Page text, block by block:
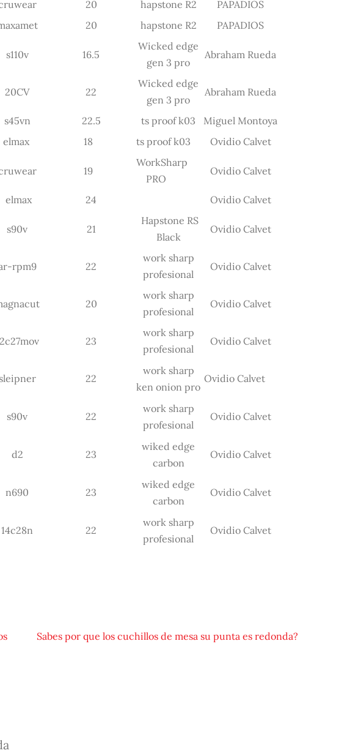
20 hapstone R2
PAPADIOS
20 hapstone R2 PAPADIOS
s110v 16.5
Wicked edge
gen 3 pro
Abraham Rueda
20CV 22
Wicked edge
gen 3 pro
Abraham Rueda
s45vn 22.5 ts proof k03
Miguel Montoya
18 ts proof k03 Ovidio Calvet
19
WorkSharp
PRO
Ovidio Calvet
24 Ovidio Calvet
s90v 21
Hapstone RS
Black
Ovidio Calvet
rpm9 22
work sharp
profesional
Ovidio Calvet
20
work sharp
profesional
Ovidio Calvet
23
work sharp
profesional
Ovidio Calvet
sleipner 22
work sharp
ken onion pro
Ovidio Calvet
s90v 22
work sharp
profesional
Ovidio Calvet
d2 23
wiked edge
carbon
Ovidio Calvet
n690 23
wiked edge
carbon
Ovidio Calvet
14c28n 22
work sharp
profesional
Ovidio Calvet
Sabes por que los cuchillos de mesa su punta es redonda?